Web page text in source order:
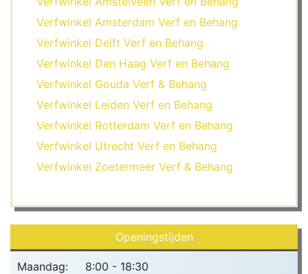
Verfwinkel Amsterdam Verf en Behang
Verfwinkel Delft Verf en Behang
Verfwinkel Den Haag Verf en Behang
Verfwinkel Gouda Verf & Behang
Verfwinkel Leiden Verf en Behang
Verfwinkel Rotterdam Verf en Behang
Verfwinkel Utrecht Verf en Behang
Verfwinkel Zoetermeer Verf & Behang
Openingstijden
Maandag:
8:00 - 18:30